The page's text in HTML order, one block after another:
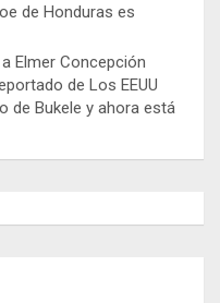
de Honduras es
Elmer Concepción
de Los EEUU
de Bukele y ahora está